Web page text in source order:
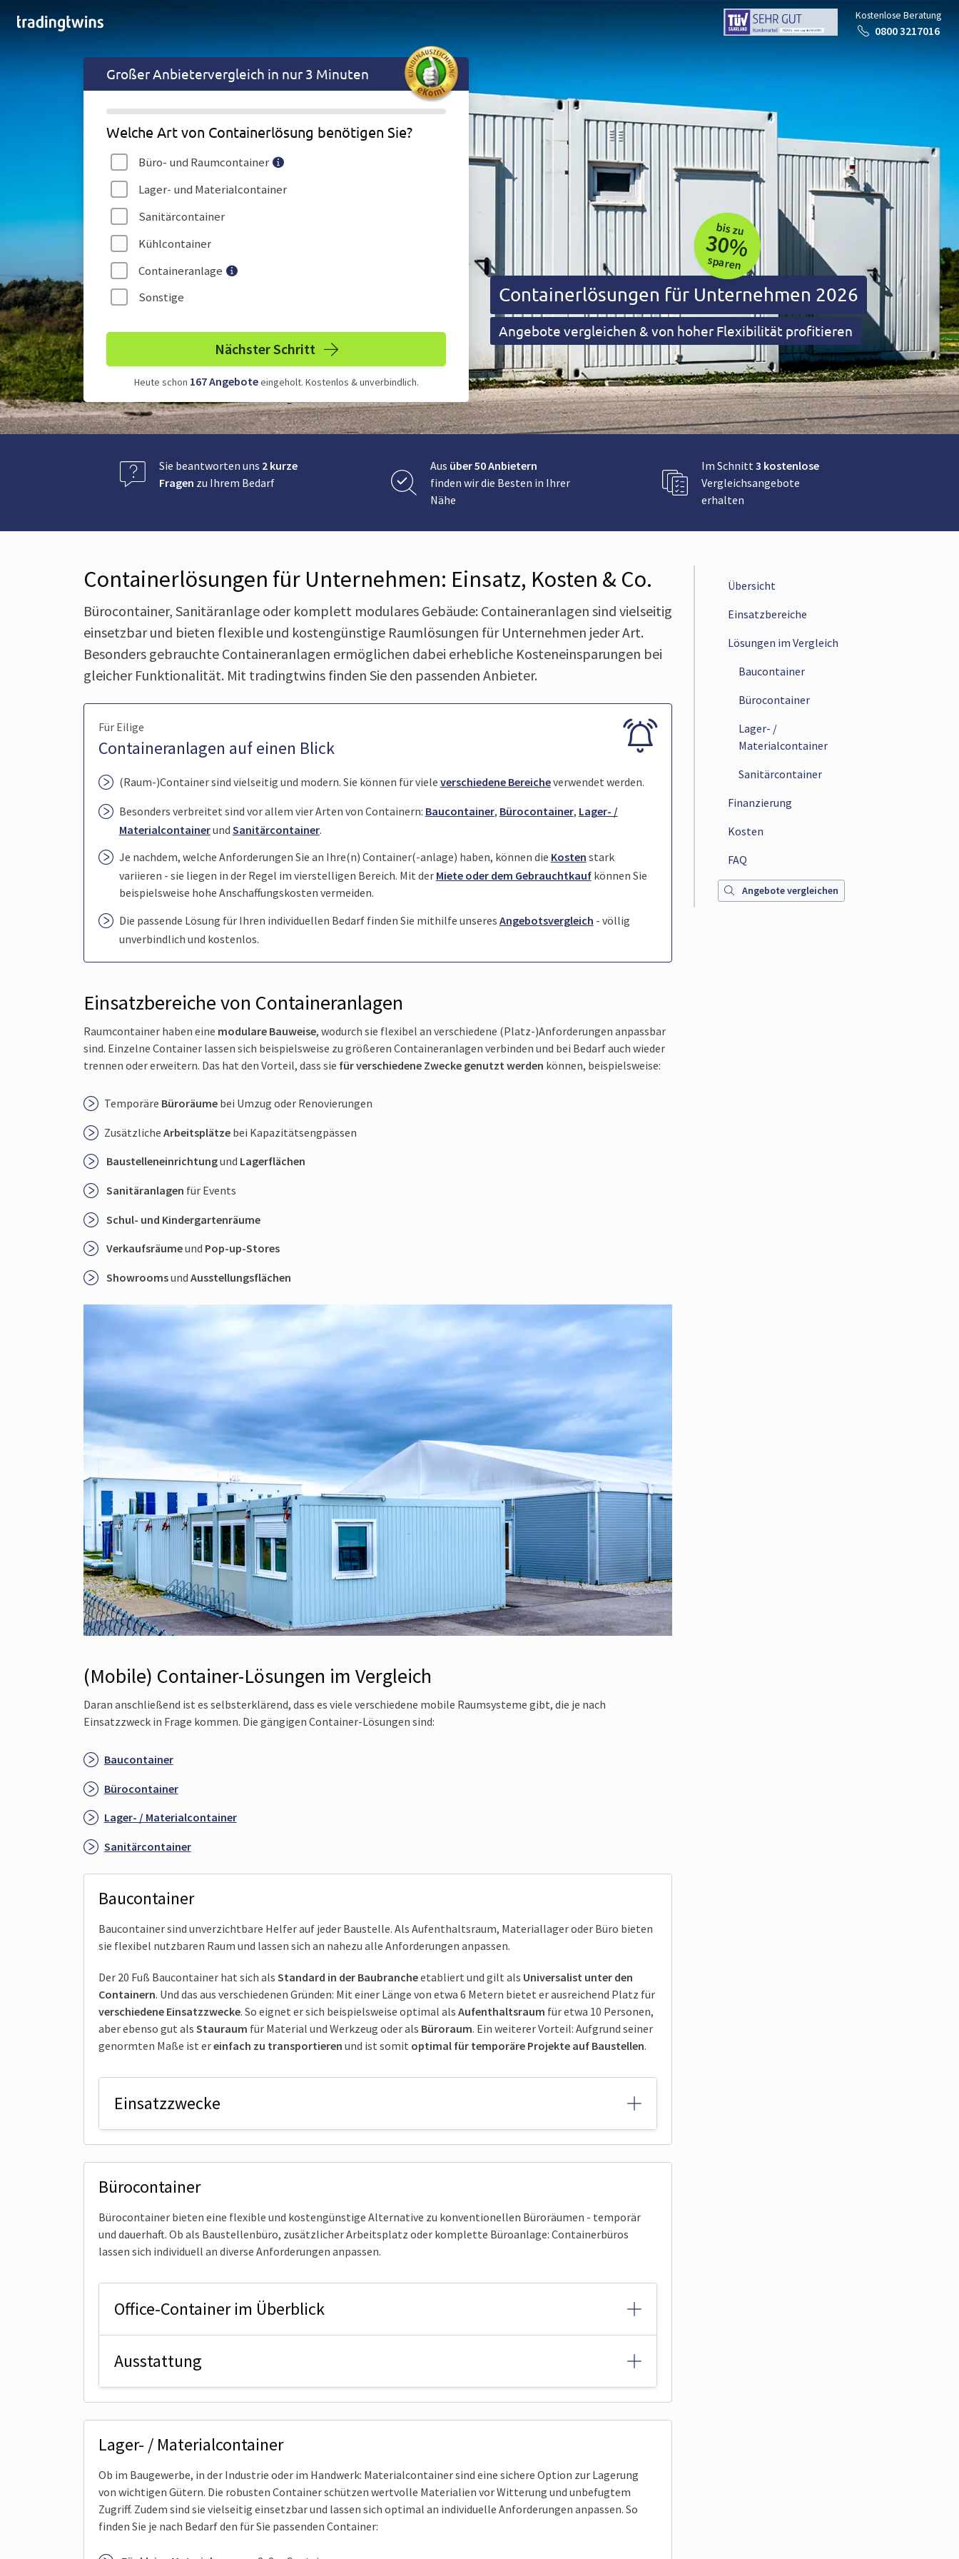
bis zu
30%
sparen
Containerlösungen für Unternehmen 2026
Angebote vergleichen & von hoher Flexibilität profitieren
GroßerAnbietervergleich in nur 3 Minuten
Welche Art von Containerlösung benötigen Sie?
Büro- und Raumcontainer
Lager- und Materialcontainer
Sanitärcontainer
Kühlcontainer
Containeranlage
Sonstige
Nächster Schritt
Heute schon 167Angeboteeingeholt. Kostenlos & unverbindlich.
Sie beantworten uns 2 kurze
Fragen zu Ihrem Bedarf
Aus über 50 Anbietern
finden wir die Besten in Ihrer
Nähe
Im Schnitt3 kostenlose
Vergleichsangebote
erhalten
Containerlösungen für Unternehmen: Einsatz, Kosten & Co.
Bürocontainer, Sanitäranlage oder komplett modulares Gebäude: Containeranlagen sind vielseitig
einsetzbar und bieten flexible und kostengünstige Raumlösungen für Unternehmen jeder Art.
Besonders gebrauchte Containeranlagen ermöglichen dabei erhebliche Kosteneinsparungen bei
gleicher Funktionalität. Mit tradingtwins finden Sie den passenden Anbieter.
Für Eilige
Containeranlagen auf einen Blick
(Raum-)Container sind vielseitig und modern. Sie können für viele verschiedene Bereicheverwendet werden.
Besonders verbreitet sind vor allem vier Arten von Containern: Baucontainer, Bürocontainer, Lager- /
Materialcontainerund Sanitärcontainer.
Je nachdem, welche Anforderungen Sie an Ihre(n) Container(-anlage) haben, können die Kosten stark
variieren - sie liegen in der Regel im vierstelligen Bereich. Mit der Miete oder dem Gebrauchtkaufkönnen Sie
beispielsweise hohe Anschaffungskosten vermeiden.
Die passende Lösung für Ihren individuellen Bedarf finden Sie mithilfe unseres Angebotsvergleich - völlig
unverbindlich und kostenlos.
Einsatzbereiche von Containeranlagen
Raumcontainer haben eine modulare Bauweise, wodurch sie flexibel an verschiedene (Platz-)Anforderungen anpassbar
sind. Einzelne Container lassen sich beispielsweise zu größeren Containeranlagen verbinden und bei Bedarf auch wieder
trennen oder erweitern. Das hat den Vorteil, dass sie für verschiedene Zwecke genutzt werden können, beispielsweise:
Temporäre Büroräumebei Umzug oder Renovierungen
Zusätzliche Arbeitsplätzebei Kapazitätsengpässen
Baustellen­einrichtungund Lagerflächen
Sanitäranlagen für Events
Schul- und Kindergartenräume
Verkaufsräumeund Pop-up-Stores
Showroomsund Ausstellungsflächen
(Mobile) Container-Lösungen im Vergleich
Daran anschließend ist es selbsterklärend, dass es viele verschiedene mobile Raumsysteme gibt, die je nach
Einsatzzweck in Frage kommen. Die gängigen Container-Lösungen sind:
Baucontainer
Bürocontainer
Lager- / Materialcontainer
Sanitärcontainer
Baucontainer
Baucontainer sind unverzichtbare Helfer auf jeder Baustelle. Als Aufenthaltsraum, Materiallager oder Büro bieten
sie flexibel nutzbaren Raum und lassen sich an nahezu alle Anforderungen anpassen.
Der 20 Fuß Baucontainer hat sich als Standard in der Baubrancheetabliert und gilt als Universalist unter den
Containern. Und das aus verschiedenen Gründen: Mit einer Länge von etwa 6 Metern bietet er ausreichend Platz für
verschiedene Einsatzzwecke. So eignet er sich beispielsweise optimal als Aufenthaltsraum für etwa 10 Personen,
aber ebenso gut als Stauraum für Material und Werkzeug oder als Büroraum. Ein weiterer Vorteil: Aufgrund seiner
genormten Maße ist ereinfach zu transportieren und ist somit optimal für temporäre Projekte auf Baustellen.
Einsatzzwecke
Bürocontainer
Bürocontainer bieten eine flexible und kostengünstige Alternative zu konventionellen Büroräumen - temporär
und dauerhaft. Ob als Baustellenbüro, zusätzlicher Arbeitsplatz oder komplette Büroanlage: Containerbüros
lassen sich individuell an diverse Anforderungen anpassen.
Office-Container im Überblick
Ausstattung
Lager- / Materialcontainer
Ob im Baugewerbe, in der Industrie oder im Handwerk: Materialcontainer sind eine sichere Option zur Lagerung
von wichtigen Gütern. Die robusten Container schützen wertvolle Materialien vor Witterung und unbefugtem
Zugriff. Zudem sind sie vielseitig einsetzbar und lassen sich optimal an individuelle Anforderungen anpassen. So
finden Sie je nach Bedarf den für Sie passenden Container:
Übersicht
Einsatzbereiche
Lösungen im Vergleich
Baucontainer
Bürocontainer
Lager- /
Materialcontainer
Sanitärcontainer
Finanzierung
Kosten
FAQ
Angebote vergleichen
Kostenlose Beratung
0800 3217016